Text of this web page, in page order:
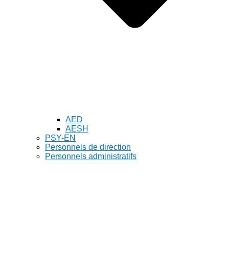
AED
AESH
PSY-EN
Personnels de direction
Personnels administratifs